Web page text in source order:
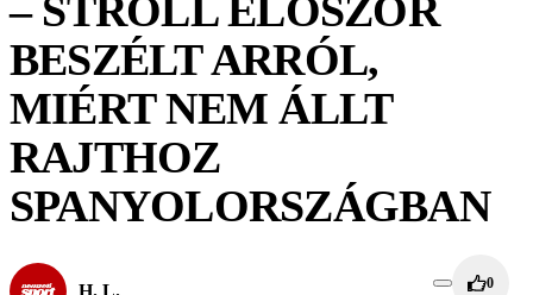
– STROLL ELŐSZÖR
BESZÉLT ARRÓL,
MIÉRT NEM ÁLLT
RAJTHOZ
SPANYOLORSZÁGBAN
H. L. 0